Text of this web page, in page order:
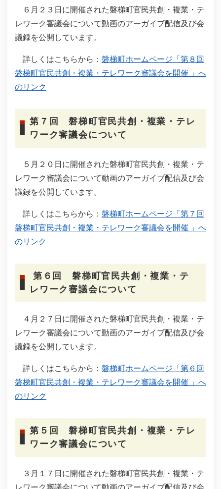
６月２３日に開催された磐梯町官民共創・複業・テ
レワーク審議会について動画のアーガイブ配信及び会
議録を公開しています。
詳しくはこちらから： 磐梯町ホームページ「第８回
磐梯町官民共創・複業・テレワーク審議会を開催 」へ
のリンク
第７回 磐梯町官民共創・複業・テレ
ワーク審議会について
５月２０日に開催された磐梯町官民共創・複業・テ
レワーク審議会について動画のアーガイブ配信及び会
議録を公開しています。
詳しくはこちらから： 磐梯町ホームページ「第７回
磐梯町官民共創・複業・テレワーク審議会を開催 」へ
のリンク
第６回 磐梯町官民共創・複業・テ
レワーク審議会について
４月２７日に開催された磐梯町官民共創・複業・テ
レワーク審議会について動画のアーガイブ配信及び会
議録を公開しています。
詳しくはこちらから： 磐梯町ホームページ「第６回
磐梯町官民共創・複業・テレワーク審議会を開催 」へ
のリンク
第５回 磐梯町官民共創・複業・テレ
ワーク審議会について
３月１７日に開催された磐梯町官民共創・複業・テ
レワーク審議会について動画のアーガイブ配信及び会